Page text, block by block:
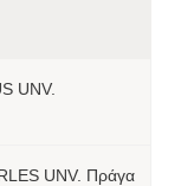
UNV.
UNV. Πράγα